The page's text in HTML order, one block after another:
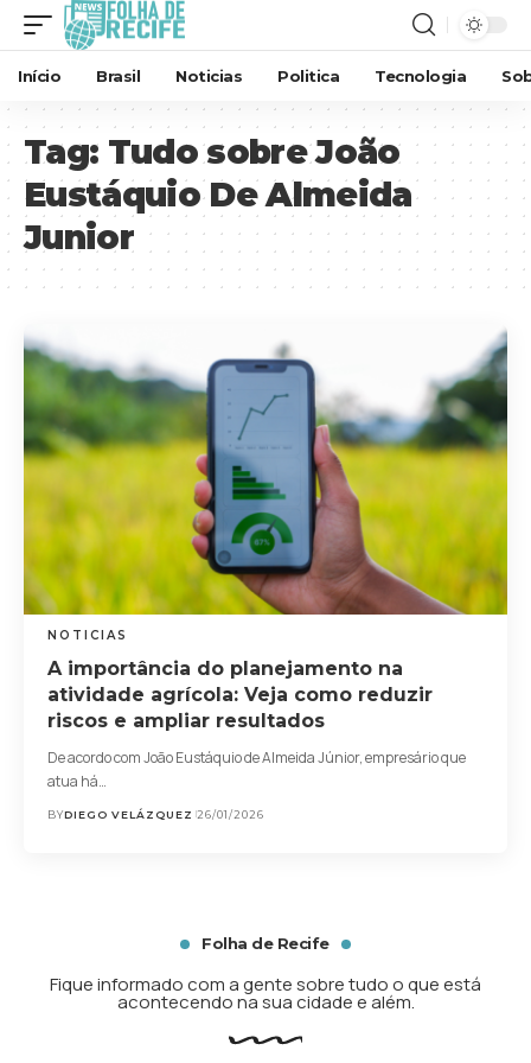
Início Brasil Noticias Politica Tecnologia
Tag: Tudo sobre João
Eustáquio De Almeida
Junior
NOTICIAS
A importância do planejamento na
atividade agrícola: Veja como reduzir
riscos e ampliar resultados
De acordo com João Eustáquio de Almeida Júnior, empresário que
atua há…
BYDIEGO VELÁZQUEZ 26/01/2026
Folha de Recife
Fique informado com a gente sobre tudo o que está
acontecendo na sua cidade e além.